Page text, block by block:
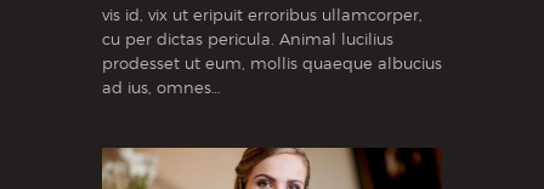
vis id, vix ut eripuit erroribus ullamcorper,
cu per dictas pericula. Animal lucilius
prodesset ut eum, mollis quaeque albucius
ad ius, omnes…